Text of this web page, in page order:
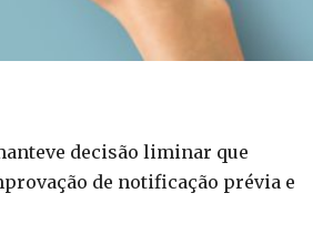
decisão liminar que
de notificação prévia e